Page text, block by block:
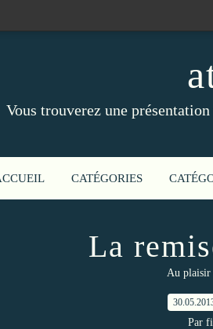
Vous trouverez une
CATÉGORIES
La
Au plaisir
Par